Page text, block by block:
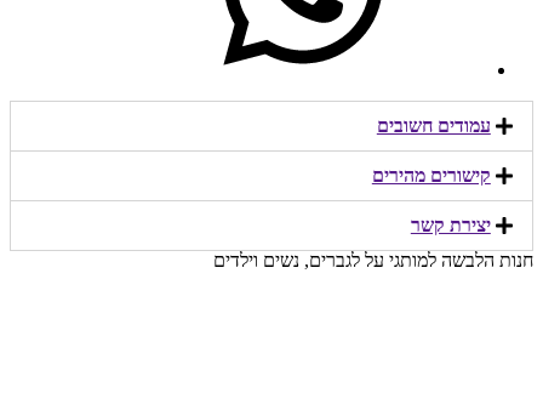
עמודים חשובים
קישורים מהירים​
יצירת קשר​
חנות הלבשה למותגי על לגברים, נשים וילדים